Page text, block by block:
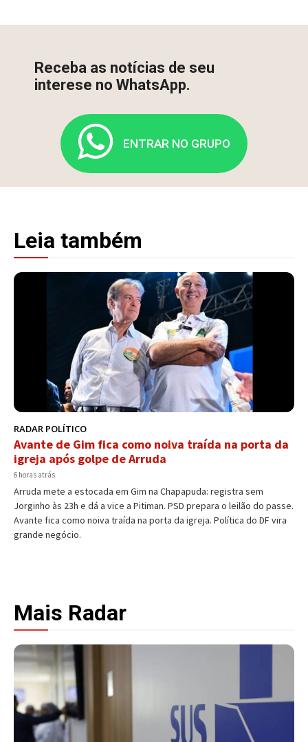
Receba as notícias de seu
interese no WhatsApp.
ENTRAR NO GRUPO
Leia também
RADAR POLÍTICO
Avante de Gim fica como noiva traída na porta da
igreja após golpe de Arruda
6 horas atrás
Arruda mete a estocada em Gim na Chapapuda: registra sem
Jorginho às 23h e dá a vice a Pitiman. PSD prepara o leilão do passe.
Avante fica como noiva traída na porta da igreja. Política do DF vira
grande negócio.
Mais Radar